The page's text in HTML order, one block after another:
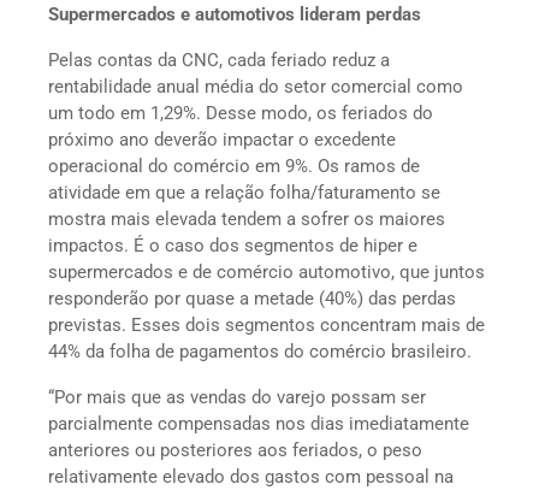
Supermercados e automotivos lideram perdas
Pelas contas da CNC, cada feriado reduz a
rentabilidade anual média do setor comercial como
um todo em 1,29%. Desse modo, os feriados do
próximo ano deverão impactar o excedente
operacional do comércio em 9%. Os ramos de
atividade em que a relação folha/faturamento se
mostra mais elevada tendem a sofrer os maiores
impactos. É o caso dos segmentos de hiper e
supermercados e de comércio automotivo, que juntos
responderão por quase a metade (40%) das perdas
previstas. Esses dois segmentos concentram mais de
44% da folha de pagamentos do comércio brasileiro.
“Por mais que as vendas do varejo possam ser
parcialmente compensadas nos dias imediatamente
anteriores ou posteriores aos feriados, o peso
relativamente elevado dos gastos com pessoal na